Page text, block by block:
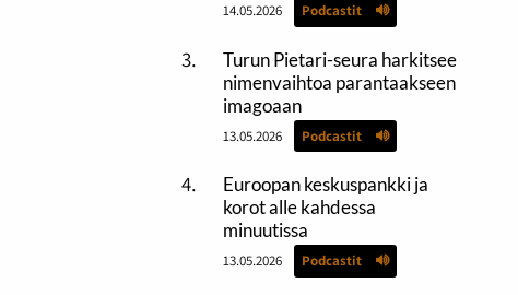
14.05.2026 Podcastit
Turun Pietari-seura harkitsee
nimenvaihtoa parantaakseen
imagoaan
13.05.2026 Podcastit
Euroopan keskuspankki ja
korot alle kahdessa
minuutissa
13.05.2026 Podcastit